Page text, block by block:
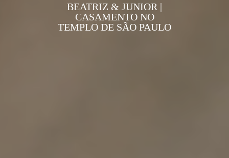
BEATRIZ & JUNIOR |
CASAMENTO NO
TEMPLO DE SÃO PAULO